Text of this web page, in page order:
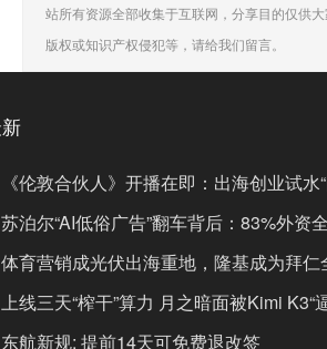
站所有资源全部收集于互联网，分享目的仅供
版权或知识产权侵犯等，请给我们留言。
《伦敦合伙人》开播在即：出海创业试水
境消费反向种草
苏泊尔“AI低俗广告”翻车背后：83%外资
、质量频发的负循环
体育营销成光伏出海重地，隆基成为拜
上线三天“榨干”算力 月之暗面被Kimi K3“
东航新规: 提前14天可免费退改签